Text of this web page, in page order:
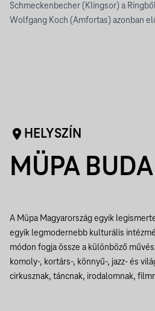
Schmeckenbecher (Klingsor) a
Wolfgang Koch (Amfortas) azonban
HELYSZÍN
MÜPA
A Müpa Magyarország egyik
egyik legmodernebb kulturális
módon fogja össze a különböző
komoly-, kortárs-, könnyű-, jazz- és
cirkusznak, táncnak, irodalomnak,